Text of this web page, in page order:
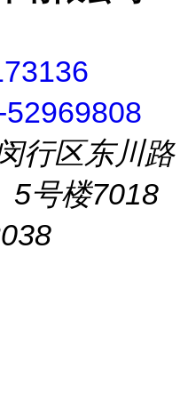
行区东川路
5号楼7018